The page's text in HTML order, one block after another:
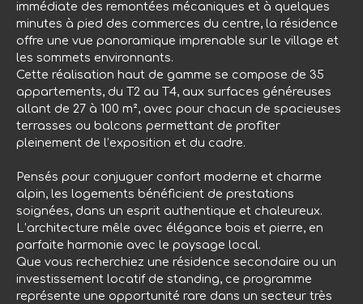
immédiate des remontées mécaniques et à quelques
minutes à pied des commerces du centre, la résidence
offre une vue panoramique imprenable sur le village et
les sommets environnants.
Cette réalisation haut de gamme se compose de 35
appartements, du T2 au T4, aux surfaces généreuses
allant de 27 à 100 m², avec pour chacun de spacieuses
terrasses ou balcons permettant de profiter
pleinement de l’exposition et du cadre.
Pensés pour conjuguer confort moderne et charme
alpin, les logements bénéficient de prestations
soignées, dans un esprit authentique et chaleureux.
L’architecture mêle avec élégance bois et pierre, en
parfaite harmonie avec le paysage local.
Que vous recherchiez une résidence secondaire ou un
investissement locatif de standing, ce programme
représente une opportunité rare dans un secteur très